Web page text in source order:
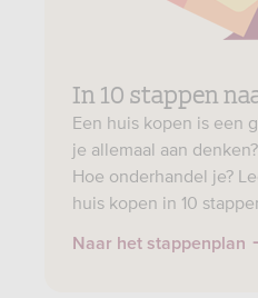
In 10 stappen
Een huis kopen is een
je allemaal aan
Hoe onderhandel je?
huis kopen in 10
Naar het stappenplan